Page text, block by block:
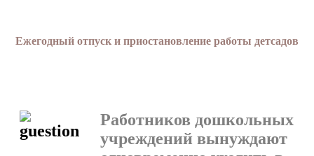
Ежегодный отпуск и приостановление работы детсадов
Работников дошкольных
учреждений вынуждают